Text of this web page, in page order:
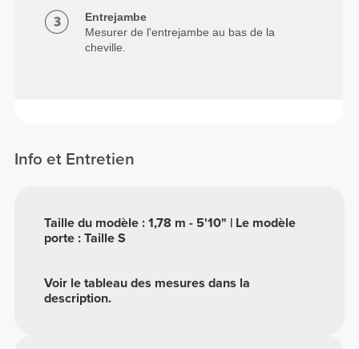
Entrejambe
Mesurer de l'entrejambe au bas de la
cheville.
Info et Entretien
Voir le tableau des mesures dans la
description.
Taille du modèle : 1,78 m - 5'10" | Le modèle
porte : Taille S